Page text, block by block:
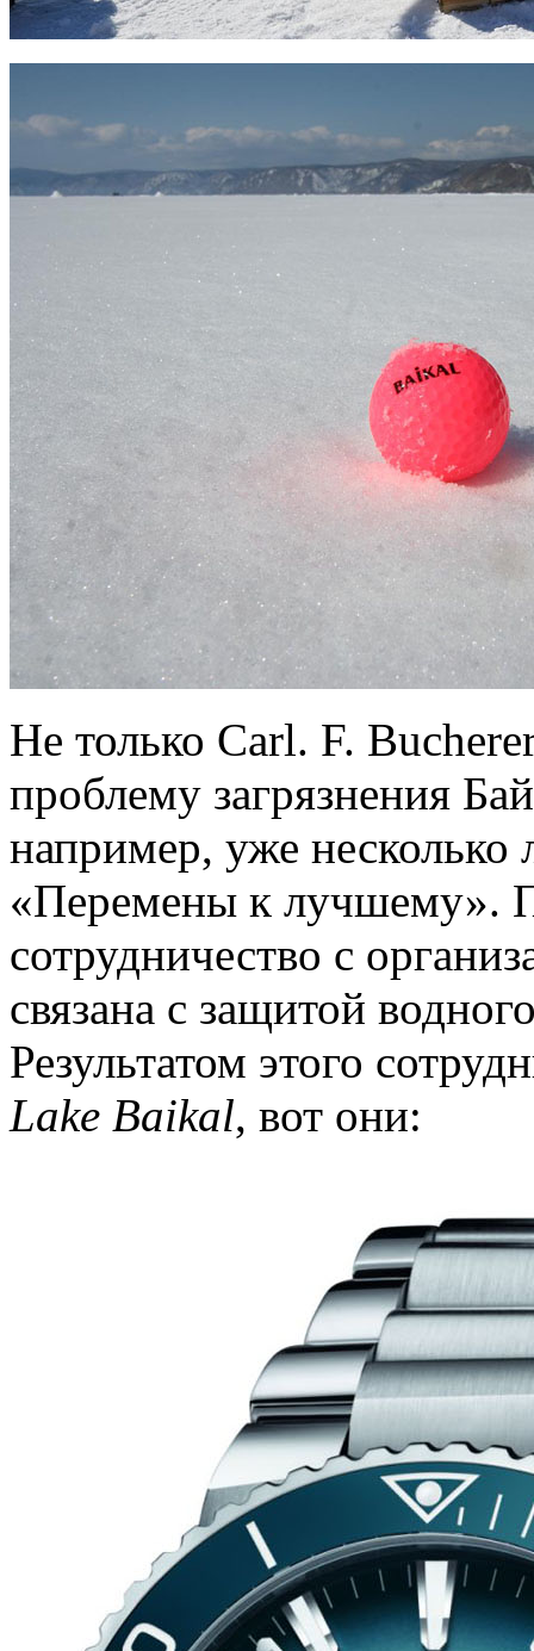
Не только Carl. F.
проблему загрязнения
например, уже несколько
«Перемены к лучшему».
сотрудничество с
связана с защитой
Результатом этого
Lake Baikal, вот они: